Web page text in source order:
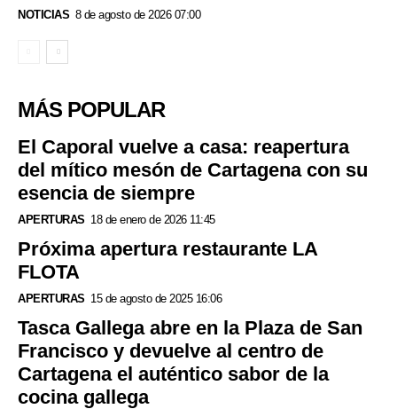
NOTICIAS 8 de agosto de 2026 07:00
MÁS POPULAR
El Caporal vuelve a casa: reapertura
del mítico mesón de Cartagena con su
esencia de siempre
APERTURAS 18 de enero de 2026 11:45
Próxima apertura restaurante LA
FLOTA
APERTURAS 15 de agosto de 2025 16:06
Tasca Gallega abre en la Plaza de San
Francisco y devuelve al centro de
Cartagena el auténtico sabor de la
cocina gallega